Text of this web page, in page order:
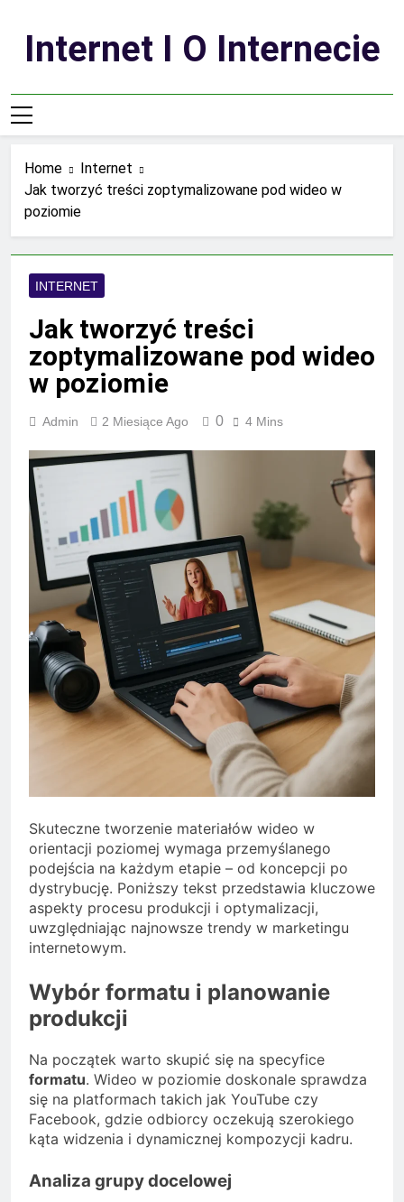
contentInternet I O Internecie
Home
Internet
Jak tworzyć treści zoptymalizowane pod wideo w
poziomie
INTERNET
Jak tworzyć treści
zoptymalizowane pod wideo
w poziomie
Admin 2 Miesiące Ago 0 4 Mins
Skuteczne tworzenie materiałów wideo w
orientacji poziomej wymaga przemyślanego
podejścia na każdym etapie – od koncepcji po
dystrybucję. Poniższy tekst przedstawia kluczowe
aspekty procesu produkcji i optymalizacji,
uwzględniając najnowsze trendy w marketingu
internetowym.
Wybór formatu i planowanie
produkcji
Na początek warto skupić się na specyfice
formatu. Wideo w poziomie doskonale sprawdza
się na platformach takich jak YouTube czy
Facebook, gdzie odbiorcy oczekują szerokiego
kąta widzenia i dynamicznej kompozycji kadru.
Analiza grupy docelowej